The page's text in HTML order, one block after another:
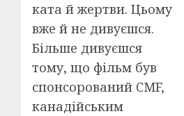
ката й жертви. Цьому
вже й не дивуєшся.
Більше дивуєшся
тому, що фільм був
спонсорований CMF,
канадійським